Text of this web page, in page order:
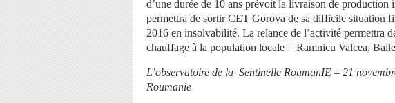
d’une durée de 10 ans prévoit la livraison de production
permettra de sortir CET Gorova de sa difficile situation
2016 en insolvabilité. La relance de l’activité permettra
chauffage à la population locale = Ramnicu Valcea,
L’observatoire de la Sentinelle RoumanIE – 21
Roumanie